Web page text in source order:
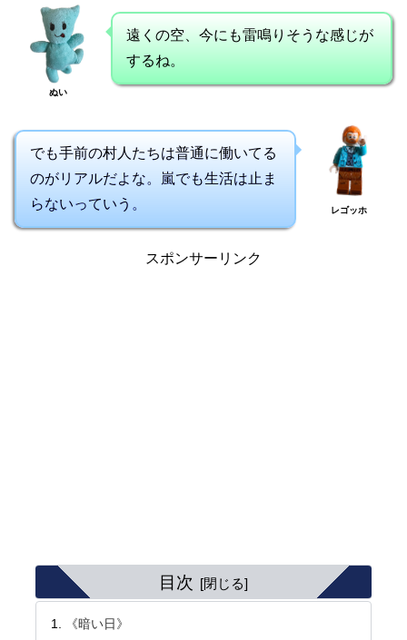
ぬい
遠くの空、今にも雷鳴りそうな感じが
するね。
でも手前の村人たちは普通に働いてる
のがリアルだよな。嵐でも生活は止ま
らないっていう。
レゴッホ
スポンサーリンク
目次
《暗い日》